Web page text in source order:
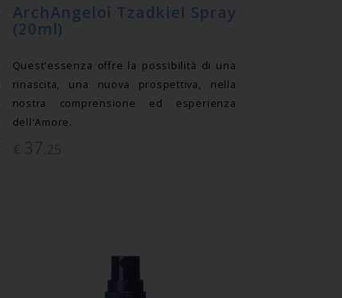
ArchAngeloi Tzadkiel Spray
(20ml)
Quest'essenza offre la possibilità di una
rinascita, una nuova prospettiva, nella
nostra comprensione ed esperienza
dell'Amore.
€ 37,25